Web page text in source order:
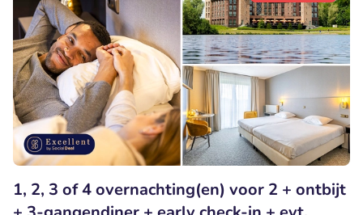
1, 2, 3 of 4 overnachting(en) voor 2 + ontbijt